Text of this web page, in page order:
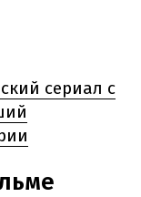
сериал с